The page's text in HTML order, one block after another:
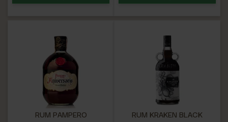
RUM PAMPERO
RUM KRAKEN BLACK